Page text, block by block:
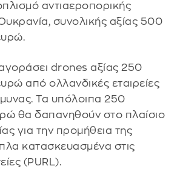
αντιαεροπορικής
συνολικής αξίας 500
drones αξίας 250
από ολλανδικές εταιρείες
Τα υπόλοιπα 250
θα δαπανηθούν στο πλαίσιο
για την προμήθεια της
κατασκευασμένα στις
(PURL).